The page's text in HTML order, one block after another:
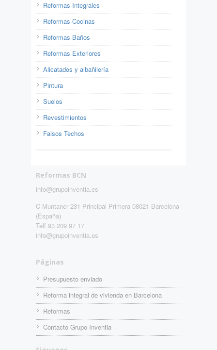
Reformas Integrales
Reformas Cocinas
Reformas Baños
Reformas Exteriores
Alicatados y albañilería
Pintura
Suelos
Revestimientos
Falsos Techos
Reformas BCN
info@grupoinventia.es
C Muntaner 231 Principal Primera 08021 Barcelona
(España)
Telf 93 209 97 17
info@grupoinventia.es
Páginas
Presupuesto enviado
Reforma integral de vivienda en Barcelona
Reformas
Contacto Grupo Inventia